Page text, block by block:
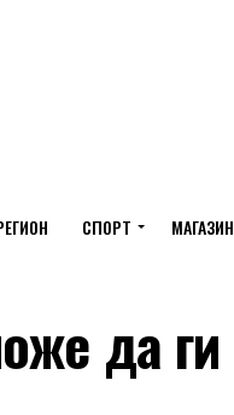
СПОРТ МАГАЗИН
да ги